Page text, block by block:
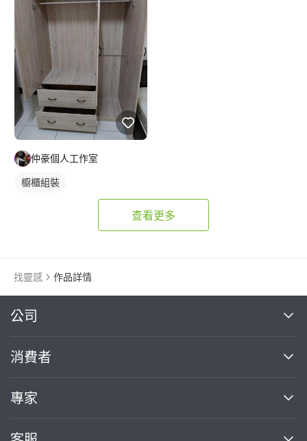
仲豪個人工作室
櫥櫃組裝
查看更多
找靈感 作品詳情
公司
關於我們
部落格
加入我們
消費者
買服務
專家
案件中心
繼續完成